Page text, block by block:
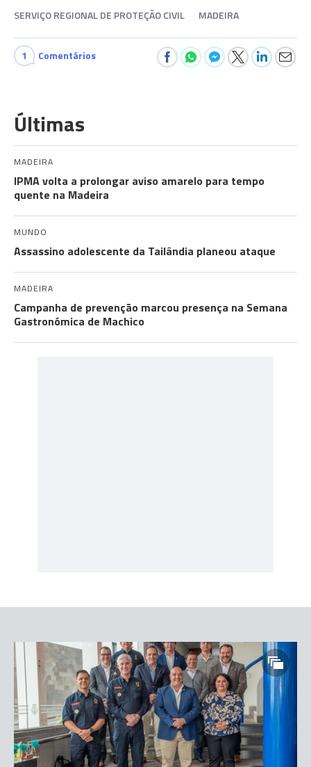
SERVIÇO REGIONAL DE PROTEÇÃO CIVIL MADEIRA
1 Comentários
Últimas
MADEIRA
IPMA volta a prolongar aviso amarelo para tempo
quente na Madeira
MUNDO
Assassino adolescente da Tailândia planeou ataque
MADEIRA
Campanha de prevenção marcou presença na Semana
Gastronómica de Machico